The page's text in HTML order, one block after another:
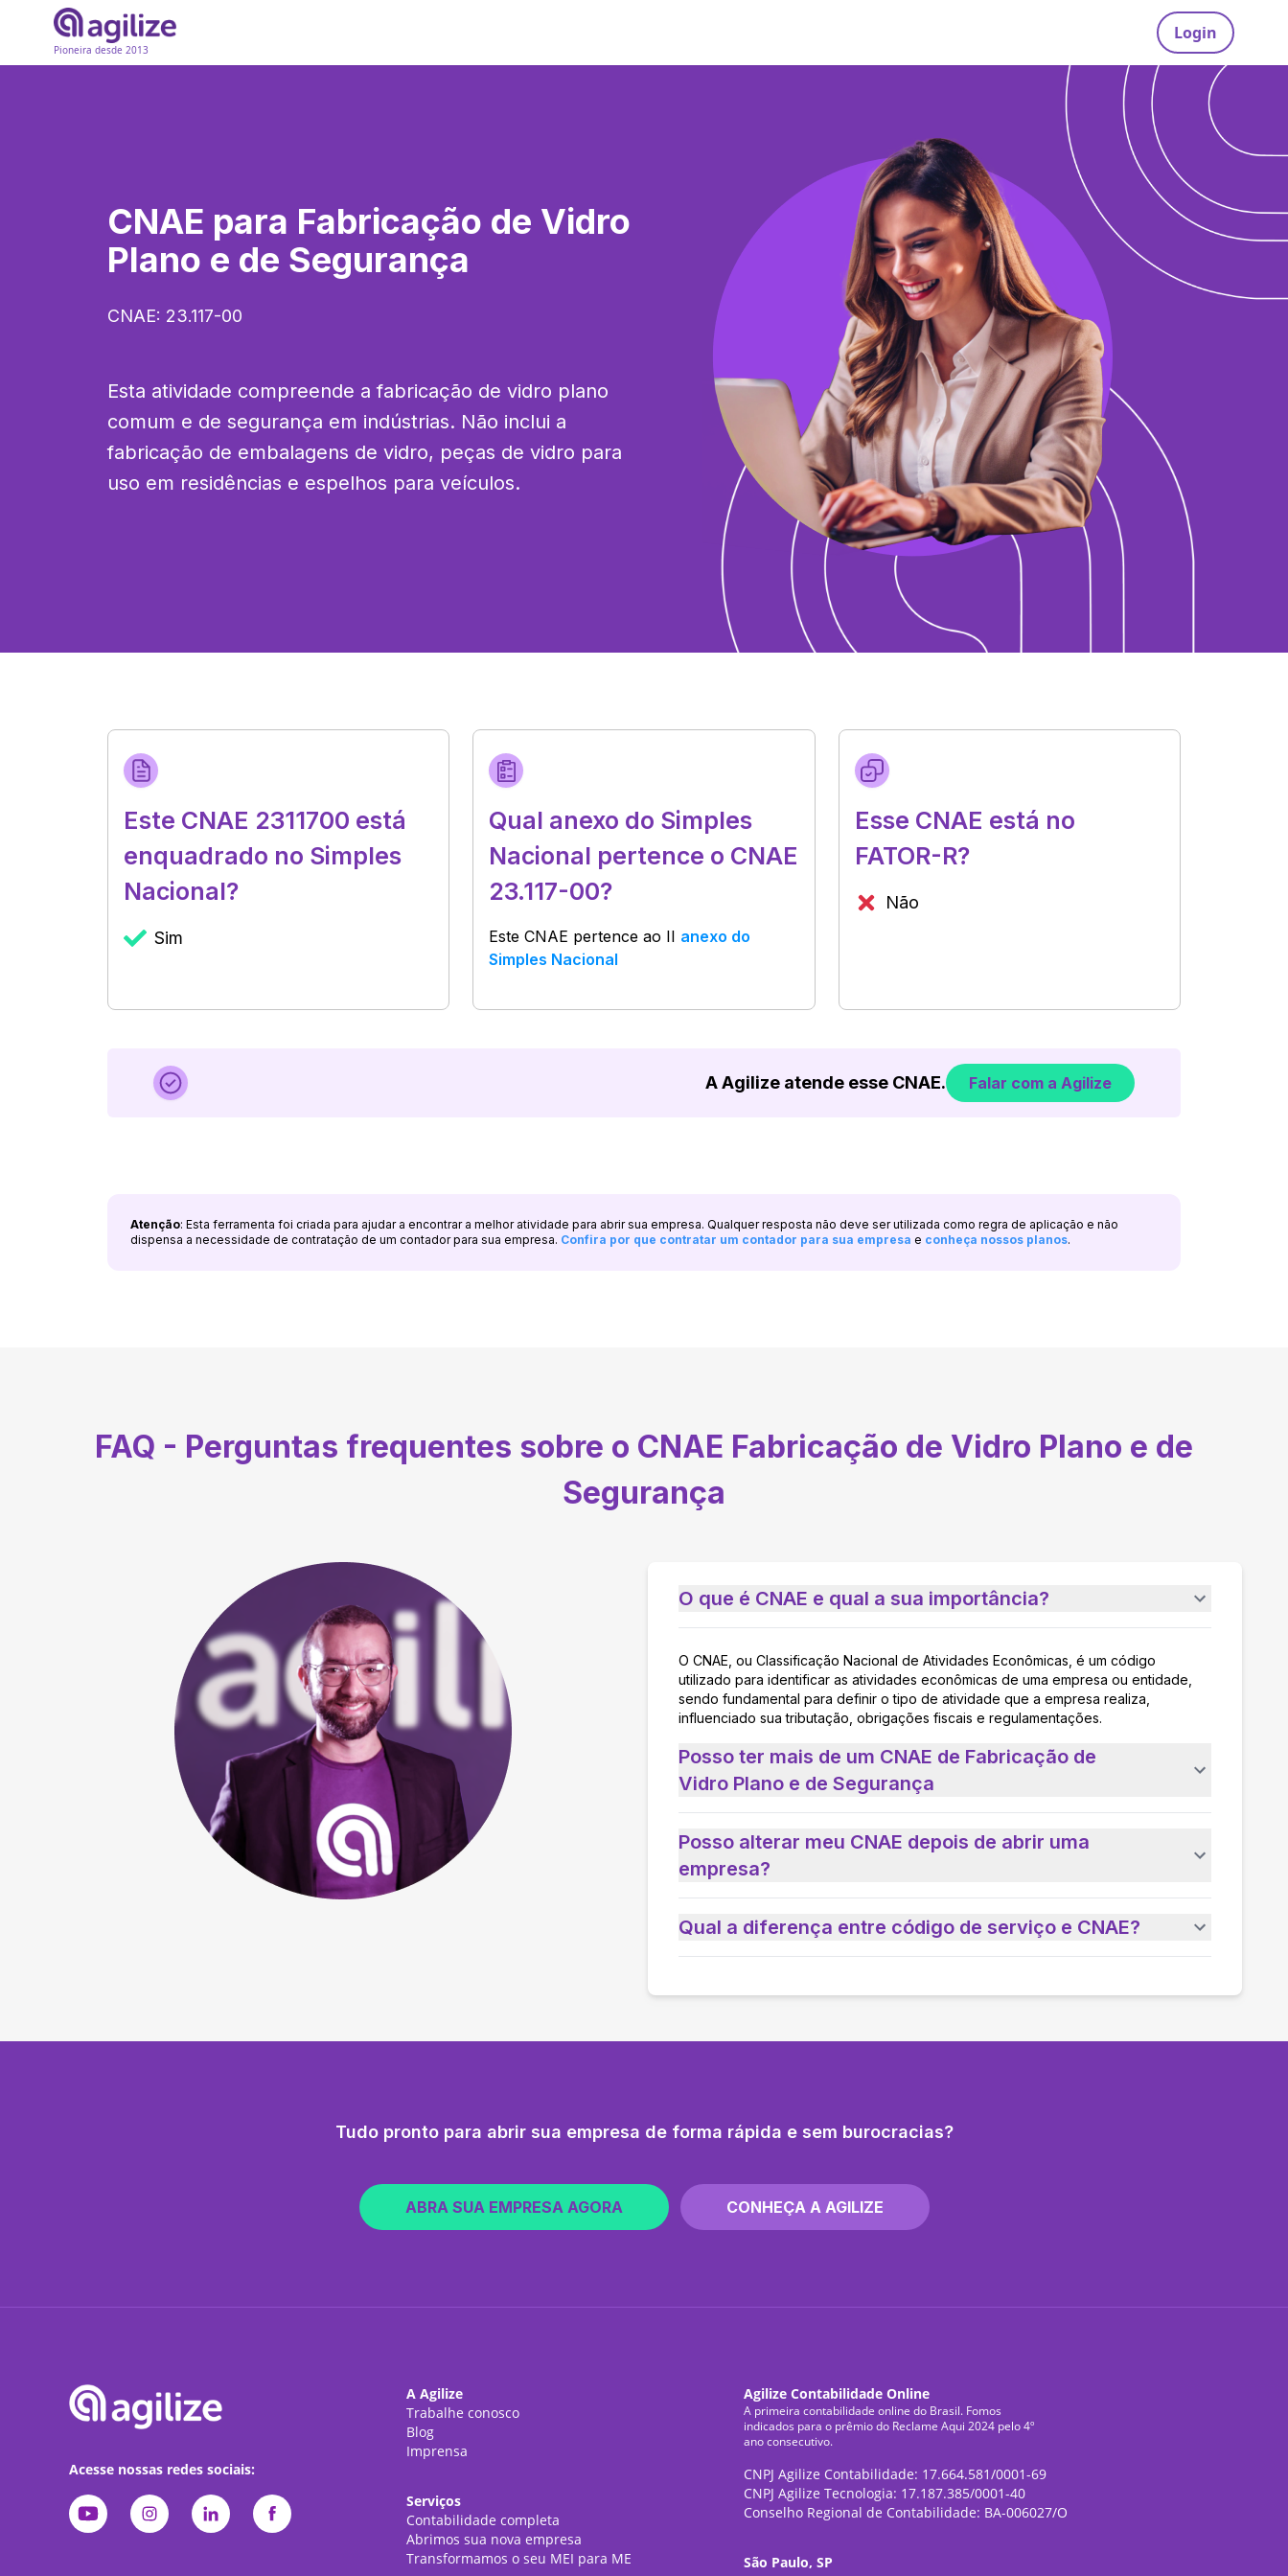
Pioneira desde 2013
Login
CNAE para Fabricação de Vidro
Plano e de Segurança
CNAE: 23.117-00
Esta atividade compreende a fabricação de vidro plano
comum e de segurança em indústrias. Não inclui a
fabricação de embalagens de vidro, peças de vidro para
uso em residências e espelhos para veículos.
Este CNAE 2311700 está
enquadrado no Simples
Nacional?
Sim
Qual anexo do Simples
Nacional pertence o CNAE
23.117-00?
Este CNAE pertence ao II anexo do
Simples Nacional
Esse CNAE está no
FATOR-R?
Não
A Agilize atende esse CNAE. Falar com a Agilize
Atenção: Esta ferramenta foi criada para ajudar a encontrar a melhor atividade para abrir sua empresa. Qualquer resposta não deve ser utilizada como regra de aplicação e não
dispensa a necessidade de contratação de um contador para sua empresa. Confira por que contratar um contador para sua empresa e conheça nossos planos.
FAQ - Perguntas frequentes sobre o CNAE Fabricação de Vidro Plano e de
Segurança
O que é CNAE e qual a sua importância?
O CNAE, ou Classificação Nacional de Atividades Econômicas, é um código
utilizado para identificar as atividades econômicas de uma empresa ou entidade,
sendo fundamental para definir o tipo de atividade que a empresa realiza,
influenciado sua tributação, obrigações fiscais e regulamentações.
Posso ter mais de um CNAE de Fabricação de
Vidro Plano e de Segurança
Posso alterar meu CNAE depois de abrir uma
empresa?
Qual a diferença entre código de serviço e CNAE?
Tudo pronto para abrir sua empresa de forma rápida e sem burocracias?
ABRA SUA EMPRESA AGORA CONHEÇA A AGILIZE
Acesse nossas redes sociais:
A Agilize
Trabalhe conosco
Blog
Imprensa
Serviços
Contabilidade completa
Abrimos sua nova empresa
Transformamos o seu MEI para ME
Agilize Contabilidade Online
A primeira contabilidade online do Brasil. Fomos
indicados para o prêmio do Reclame Aqui 2024 pelo 4º
ano consecutivo.
CNPJ Agilize Contabilidade: 17.664.581/0001-69
CNPJ Agilize Tecnologia: 17.187.385/0001-40
Conselho Regional de Contabilidade: BA-006027/O
São Paulo, SP